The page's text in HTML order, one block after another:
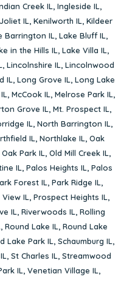
Creek IL, Ingleside IL,
Joliet IL, Kenilworth IL, Kildeer
Barrington IL, Lake Bluff IL,
in the Hills IL, Lake Villa IL,
, Lincolnshire IL, Lincolnwood
IL, Long Grove IL, Long Lake
, McCook IL, Melrose Park IL,
Grove IL, Mt. Prospect IL,
IL, North Barrington IL,
IL, Northlake IL, Oak
Oak Park IL, Old Mill Creek IL,
IL, Palos Heights IL, Palos
Forest IL, Park Ridge IL,
IL, Prospect Heights IL,
IL, Riverwoods IL, Rolling
, Round Lake IL, Round Lake
Lake Park IL, Schaumburg IL,
, St Charles IL, Streamwood
IL, Venetian Village IL,